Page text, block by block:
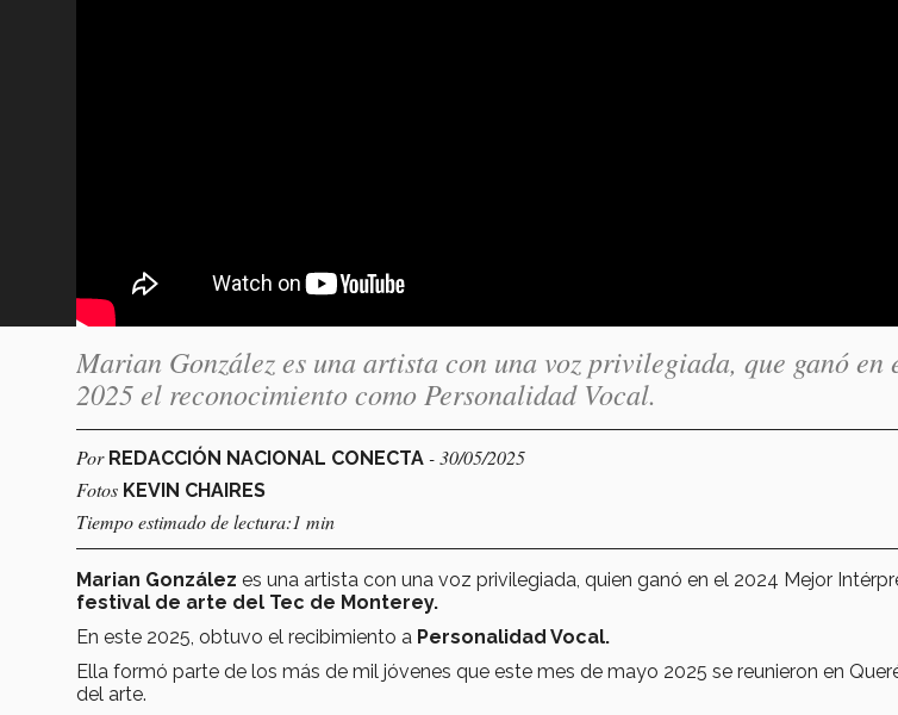
Marian González es una artista con una voz privilegiada, que ganó
2025 el reconocimiento como Personalidad Vocal.
Por REDACCIÓN NACIONAL CONECTA - 30/05/2025
Fotos KEVIN CHAIRES
Tiempo estimado de lectura:1 min
Marian González es una artista con una voz privilegiada, quien ganó en el 2024 Mejor
festival de arte del Tec de Monterey.
En este 2025, obtuvo el recibimiento a Personalidad Vocal.
Ella formó parte de los más de mil jóvenes que este mes de mayo 2025 se reunieron en
del arte.